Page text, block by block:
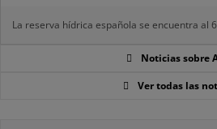
La reserva hídrica española se encuentra al
Noticias sobre
Ver todas las